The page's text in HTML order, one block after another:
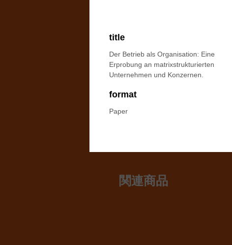
title
Der Betrieb als Organisation: Eine
Erprobung an matrixstrukturierten
Unternehmen und Konzernen.
format
Paper
関連商品